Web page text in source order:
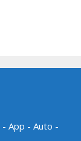
- App - Auto -